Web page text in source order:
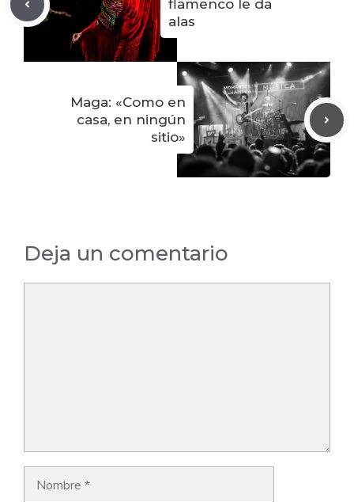
flamenco le da
alas
Maga: «Como en
casa, en ningún
sitio»
Deja un comentario